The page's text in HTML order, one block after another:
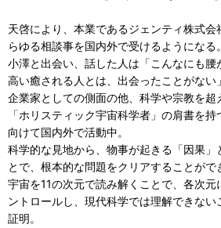
天啓により、本業であるジェンティ株式会
らゆる相談事を国内外で受けるようになる。
小澤と出会い、話した人は「こんなにも
高い癒される人とは、出会ったことがない
企業家としての側面の他、科学や宗教を超
「ホリスティック宇宙科学者」の肩書を
向けて国内外で活動中。
科学的な見地から、物事が起きる「因果」
とで、根本的な問題をクリアすることがで
宇宙を11の次元で読み解くことで、各次元
ントロールし、現代科学では理解できな
証明。